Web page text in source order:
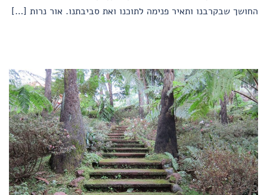
החושך שבקרבנו ותאיר פנימה לתוכנו ואת סביבתנו. אור נרות […]